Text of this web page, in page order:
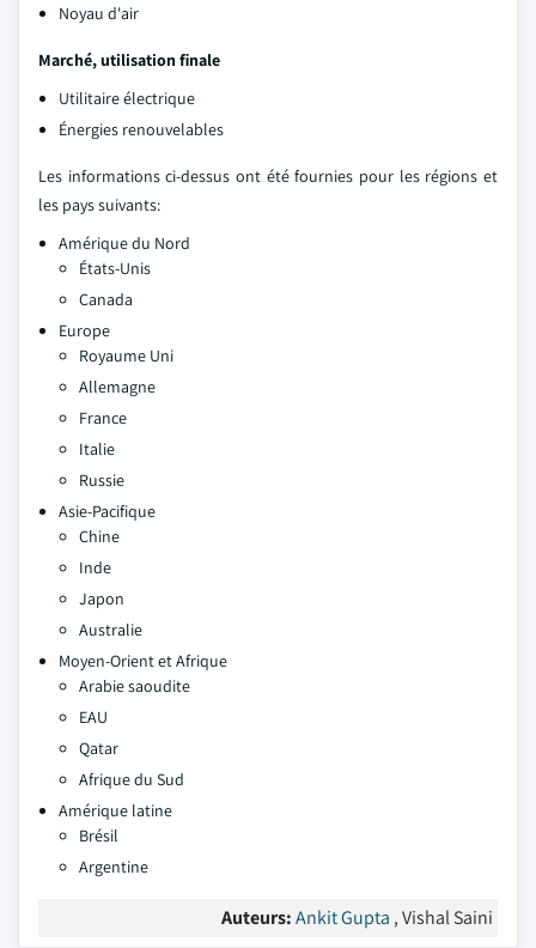
Noyau d'air
Marché, utilisation finale
Utilitaire électrique
Énergies renouvelables
Les informations ci-dessus ont été fournies pour les régions et
les pays suivants:
Amérique du Nord
États-Unis
Canada
Europe
Royaume Uni
Allemagne
France
Italie
Russie
Asie-Pacifique
Chine
Inde
Japon
Australie
Moyen-Orient et Afrique
Arabie saoudite
EAU
Qatar
Afrique du Sud
Amérique latine
Brésil
Argentine
Auteurs:Ankit Gupta , Vishal Saini